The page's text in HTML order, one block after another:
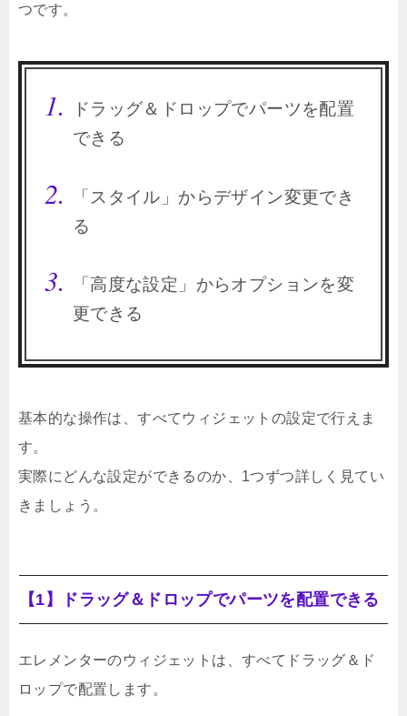
つです。
ドラッグ＆ドロップでパーツを配置
できる
「スタイル」からデザイン変更でき
る
「高度な設定」からオプションを変
更できる
基本的な操作は、すべてウィジェットの設定で行えま
す。
実際にどんな設定ができるのか、1つずつ詳しく見てい
きましょう。
【1】ドラッグ＆ドロップでパーツを配置できる
エレメンターのウィジェットは、すべてドラッグ＆ド
ロップで配置します。